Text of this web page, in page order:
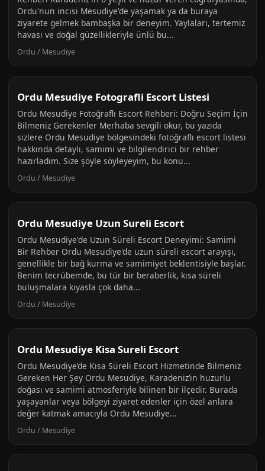
Ordu'nun incisi Mesudiye'de yaşamak ya da buraya
ziyarete gelmek bambaşka bir deneyim. Yaylaları, tertemiz
havası ve doğal güzellikleriyle ünlü bu...
Ordu / Mesudiye
Ordu Mesudiye Fotografli Escort Listesi
Ordu Mesudiye Fotoğraflı Escort Rehberi: Doğru Seçim İçin
Bilmeniz Gerekenler Merhaba sevgili okur, bu yazıda
sizlere Ordu Mesudiye bölgesindeki fotoğraflı escort listesi
hakkında detaylı, samimi ve bilgilendirici bir rehber
hazırladım. Size şöyle söyleyeyim, bu konu...
Ordu / Mesudiye
Ordu Mesudiye Uzun Sureli Escort
Ordu Mesudiye'de Uzun Süreli Escort Deneyimi: Samimi
Bir Rehber Ordu Mesudiye'de uzun süreli escort arayışı,
genellikle bir bağ kurma ve samimiyet beklentisiyle başlar.
Benim tecrübemde, bu tür bir beraberlik, kısa süreli
buluşmalara kıyasla çok daha...
Ordu / Mesudiye
Ordu Mesudiye Kisa Sureli Escort
Ordu Mesudiye’de Kısa Süreli Escort Hizmetinde Bilmeniz
Gereken Her Şey Ordu Mesudiye, Karadeniz’in huzurlu
doğası ve samimi atmosferiyle bilinen bir ilçedir. Burada
yaşayanlar veya bölgeyi ziyaret edenler için özel anlara
değer katmak amacıyla Ordu Mesudiye...
Ordu / Mesudiye